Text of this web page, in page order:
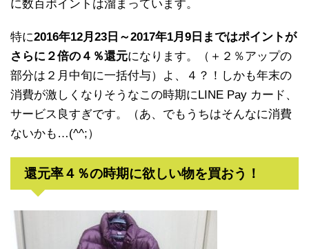
に数百ポイントは溜まっています。
特に2016年12月23日～2017年1月9日まではポイントが
さらに２倍の４％還元になります。（＋２％アップの
部分は２月中旬に一括付与）よ、４？！しかも年末の
消費が激しくなりそうなこの時期にLINE Pay カード、
サービス良すぎです。（あ、でもうちはそんなに消費
ないかも…(^^;）
還元率４％の時期に欲しい物を買おう！